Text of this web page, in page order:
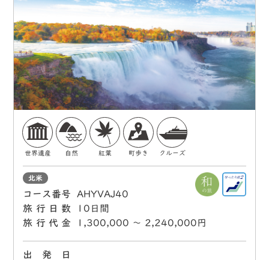
世界遺産 自然 紅葉 町歩き クルーズ
北米
コース番号
AHYVAJ40
旅行日数
10日間
旅行代金
1,300,000 〜 2,240,000円
出 発 日